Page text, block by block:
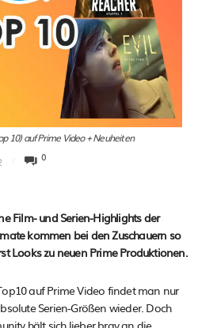
10) auf Prime Video + Neuheiten
0
Film- und Serien-Highlights der
kommen bei den Zuschauern so
Looks zu neuen Prime Produktionen.
auf Prime Video findet man nur
Serien-Größen wieder. Doch
hält sich lieber brav an die